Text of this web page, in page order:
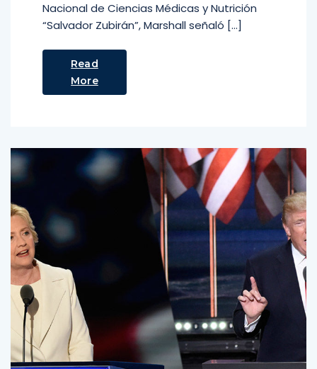
Nacional de Ciencias Médicas y Nutrición
“Salvador Zubirán”, Marshall señaló […]
Read
More